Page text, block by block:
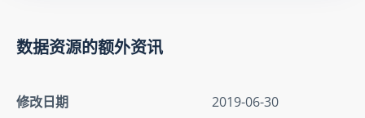
数据资源的额外资讯
修改日期
2019-06-30